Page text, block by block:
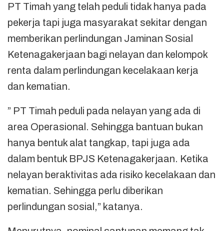
PT Timah yang telah peduli tidak hanya pada
pekerja tapi juga masyarakat sekitar dengan
memberikan perlindungan Jaminan Sosial
Ketenagakerjaan bagi nelayan dan kelompok
renta dalam perlindungan kecelakaan kerja
dan kematian.
” PT Timah peduli pada nelayan yang ada di
area Operasional. Sehingga bantuan bukan
hanya bentuk alat tangkap, tapi juga ada
dalam bentuk BPJS Ketenagakerjaan. Ketika
nelayan beraktivitas ada risiko kecelakaan dan
kematian. Sehingga perlu diberikan
perlindungan sosial,” katanya.